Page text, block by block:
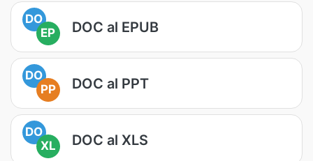
DO
EP
DOC al EPUB
DO
PP
DOC al PPT
DO
XL
DOC al XLS